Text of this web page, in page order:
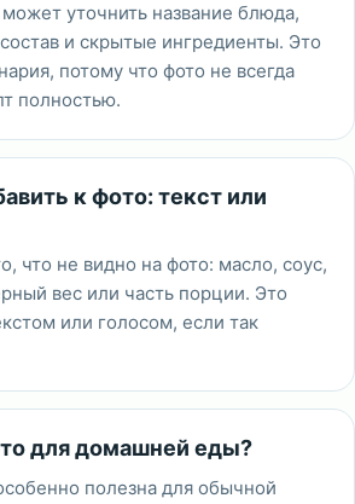
уточнить название блюда,
и скрытые ингредиенты. Это
потому что фото не всегда
полностью.
к фото: текст или
что не видно на фото: масло, соус,
вес или часть порции. Это
или голосом, если так
для домашней еды?
полезна для обычной